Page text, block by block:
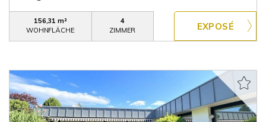
156,31 m²
WOHNFLÄCHE
4
ZIMMER